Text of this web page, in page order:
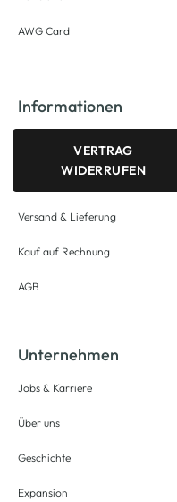
AWG Card
Informationen
VERTRAG
WIDERRUFEN
Versand & Lieferung
Kauf auf Rechnung
AGB
Unternehmen
Jobs & Karriere
Über uns
Geschichte
Expansion